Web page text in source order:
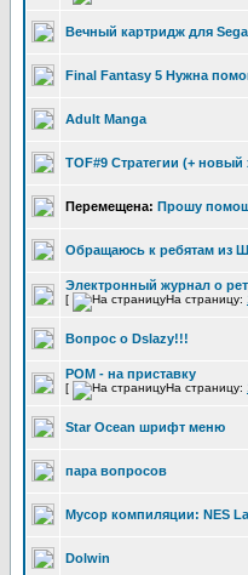
Вечный картридж для Sega
Final Fantasy 5 Нужна
Adult Manga
TOF#9 Стратегии (+ новый
Перемещена: Прошу
Обращаюсь к ребятам из
Электронный журнал о
[ На страницу:
Вопрос о Dslazy!!!
РОМ - на приставку
[ На страницу:
Star Ocean шрифт меню
пара вопросов
Мусор компиляции: NES
Dolwin